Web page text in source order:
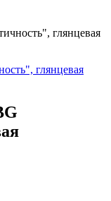
глянцевая